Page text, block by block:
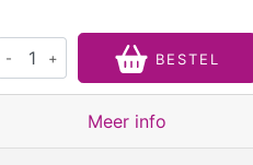
- + BESTEL
Meer info